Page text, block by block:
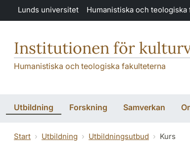
Hoppa till huvudinnehåll
Lunds universitet Humanistiska och
Institutionen för
Humanistiska och teologiska fakulteterna
Utbildning Forskning Samverkan
Start Utbildning Utbildningsutbud Kurs